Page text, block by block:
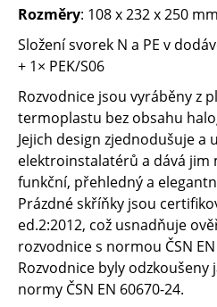
Rozměry: 108 x 232 x 250 mm
Složení svorek N a PE v
+ 1× PEK/S06
Rozvodnice jsou vyráběny z
termoplastu bez obsahu
Jejich design zjednodušuje a
elektroinstalatérů a dává jim
funkční, přehledný a
Prázdné skříňky jsou
ed.2:2012, což usnadňuje
rozvodnice s normou ČSN
Rozvodnice byly
normy ČSN EN 60670-24.